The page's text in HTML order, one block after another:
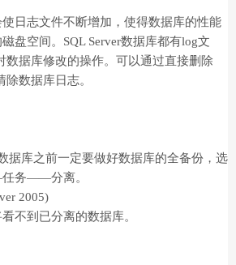
日志文件不断增加，使得数据库的性能
盘空间。SQL Server数据库都有log文
数据库修改的操作。可以通过直接删除
数据库日志。
据库之前一定要做好数据库的全备份，选
务——分离。
2005)
不到已分离的数据库。